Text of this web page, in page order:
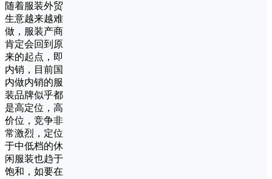
随着服装外贸
生意越来越难
做，服装产商
肯定会回到原
来的起点，即
内销，目前国
内做内销的服
装品牌似乎都
是高定位，高
价位，竞争非
常激烈，定位
于中低档的休
闲服装也趋于
饱和，如要在